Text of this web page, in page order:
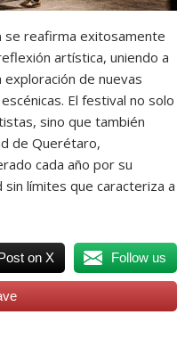
se reafirma exitosamente
artística, uniendo a
de nuevas
El festival no solo
sino que también
de Querétaro,
cada año por su
límites que caracteriza a
Post on X Follow us